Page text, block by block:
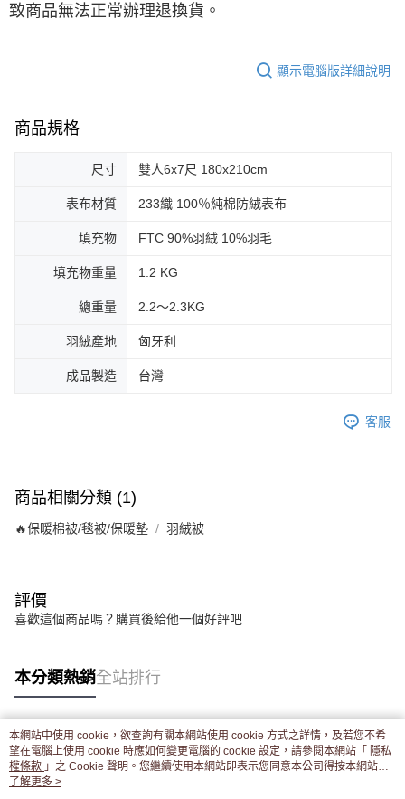
致商品無法正常辦理退換貨。
顯示電腦版詳細說明
商品規格
尺寸 雙人6x7尺 180x210cm
表布材質 233織 100％純棉防絨表布
填充物 FTC 90%羽絨 10%羽毛
填充物重量 1.2 KG
總重量 2.2～2.3KG
羽絨產地 匈牙利
成品製造 台灣
客服
商品相關分類 (1)
🔥保暖棉被/毯被/保暖墊 羽絨被
評價
喜歡這個商品嗎？購買後給他一個好評吧
本分類熱銷全站排行
熱門標籤
本網站中使用 cookie，欲查詢有關本網站使用 cookie 方式之詳情，及若您不希
望在電腦上使用 cookie 時應如何變更電腦的 cookie 設定，請參閱本網站「 隱私
權條款 」之 Cookie 聲明。您繼續使用本網站即表示您同意本公司得按本網站使
用條款之 Cookie 聲明使用 cookie。
了解更多 >